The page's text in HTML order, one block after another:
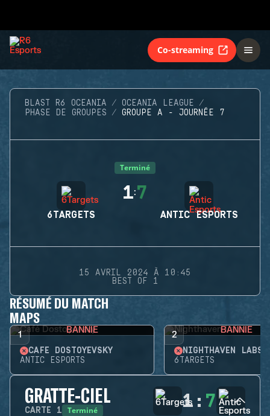
Co-streaming
BLAST R6 OCEANIA
OCEANIA LEAGUE
PHASE DE GROUPES
GROUPE A - JOURNÉE 7
Terminé
6TARGETS
1:7
ANTIC ESPORTS
15 AVRIL 2024 À 10:45
BEST OF 1
RÉSUMÉ DU MATCH
MAPS
1 BANNIE
CAFÉ DOSTOYEVSKY
ANTIC ESPORTS
2 BANNIE
NIGHTHAVEN LABS
6TARGETS
GRATTE-CIEL
CARTE 1 Terminé 1 : 7